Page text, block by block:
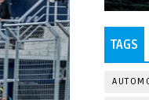
TAGS